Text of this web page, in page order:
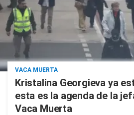
VACA MUERTA
Kristalina Georgieva ya
esta es la agenda de la
Vaca Muerta